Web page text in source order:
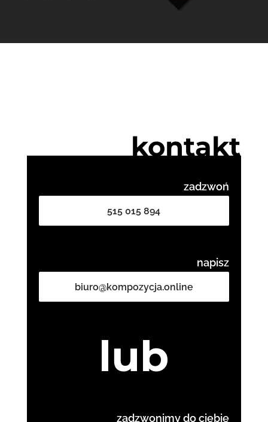
kontakt
zadzwoń
515 015 894
napisz
biuro@kompozycja.online
lub
zadzwonimy do ciebie